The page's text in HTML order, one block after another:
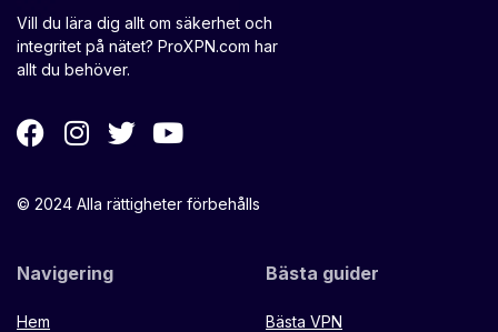
Vill du lära dig allt om säkerhet och
integritet på nätet? ProXPN.com har
allt du behöver.
© 2024 Alla rättigheter förbehålls
Navigering
Hem
Bästa guider
Bästa VPN